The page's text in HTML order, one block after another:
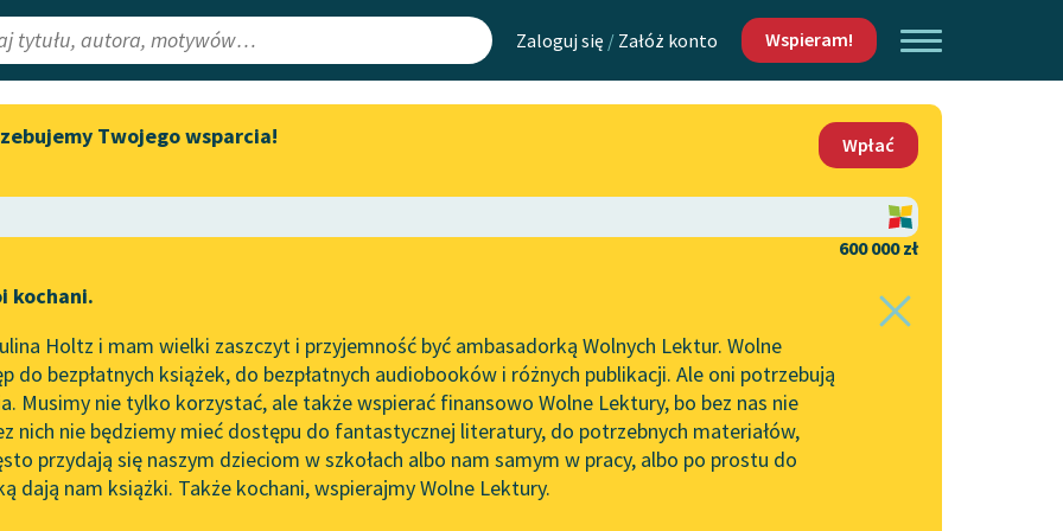
Zaloguj się / Załóż konto Wspieram!
Lektury
redakcyjne
Aktualności
„Prokurator Alicja Horn” do
literatury skandynawskiej
Spotkanie z Katarzyną Tunkiel
w Oslo
102. lata temu zmarł Joseph
Conrad
Mapa Wolnych Lektur
Leśmianator
API
OAI-PMH
Widget Wolnych Lektur
Kontakt
O projekcie
Zasady wykorzystania
Wolnych Lektur
Logotypy
Materiały promocyjne
Twojego wsparcia!
Wpłać
600 000 zł
kochani.
Holtz i mam wielki zaszczyt i przyjemność być ambasadorką Wolnych Lektur. Wolne
do bezpłatnych książek, do bezpłatnych audiobooków i różnych publikacji. Ale oni potrzebują
Musimy nie tylko korzystać, ale także wspierać finansowo Wolne Lektury, bo bez nas nie
nich nie będziemy mieć dostępu do fantastycznej literatury, do potrzebnych materiałów,
przydają się naszym dzieciom w szkołach albo nam samym w pracy, albo po prostu do
dają nam książki. Także kochani, wspierajmy Wolne Lektury.
Michał Dymitr Krajewski✖